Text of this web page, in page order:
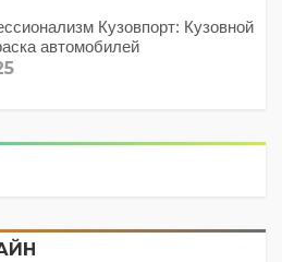
Кузовпорт: Кузовной
автомобилей